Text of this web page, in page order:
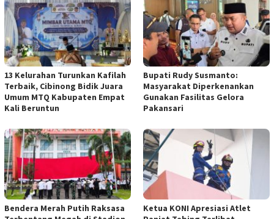
13 Kelurahan Turunkan Kafilah
Terbaik, Cibinong Bidik Juara
Umum MTQ Kabupaten Empat
Kali Beruntun
Bupati Rudy Susmanto:
Masyarakat Diperkenankan
Gunakan Fasilitas Gelora
Pakansari
Bendera Merah Putih Raksasa
Ketua KONI Apresiasi Atlet